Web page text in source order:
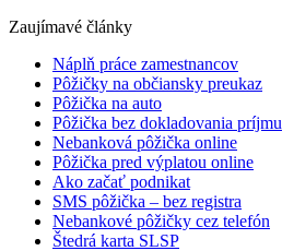
Zaujímavé články
Náplň práce zamestnancov
Pôžičky na občiansky preukaz
Pôžička na auto
Pôžička bez dokladovania príjmu
Nebanková pôžička online
Pôžička pred výplatou online
Ako začať podnikat
SMS pôžička – bez registra
Nebankové pôžičky cez telefón
Štedrá karta SLSP